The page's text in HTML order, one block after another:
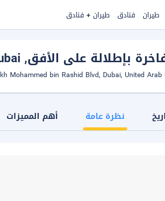
طيران فنادق طيران + فنادق
بإطلالة على الأفق, Dubai
نظرة عامة أهم المميزات